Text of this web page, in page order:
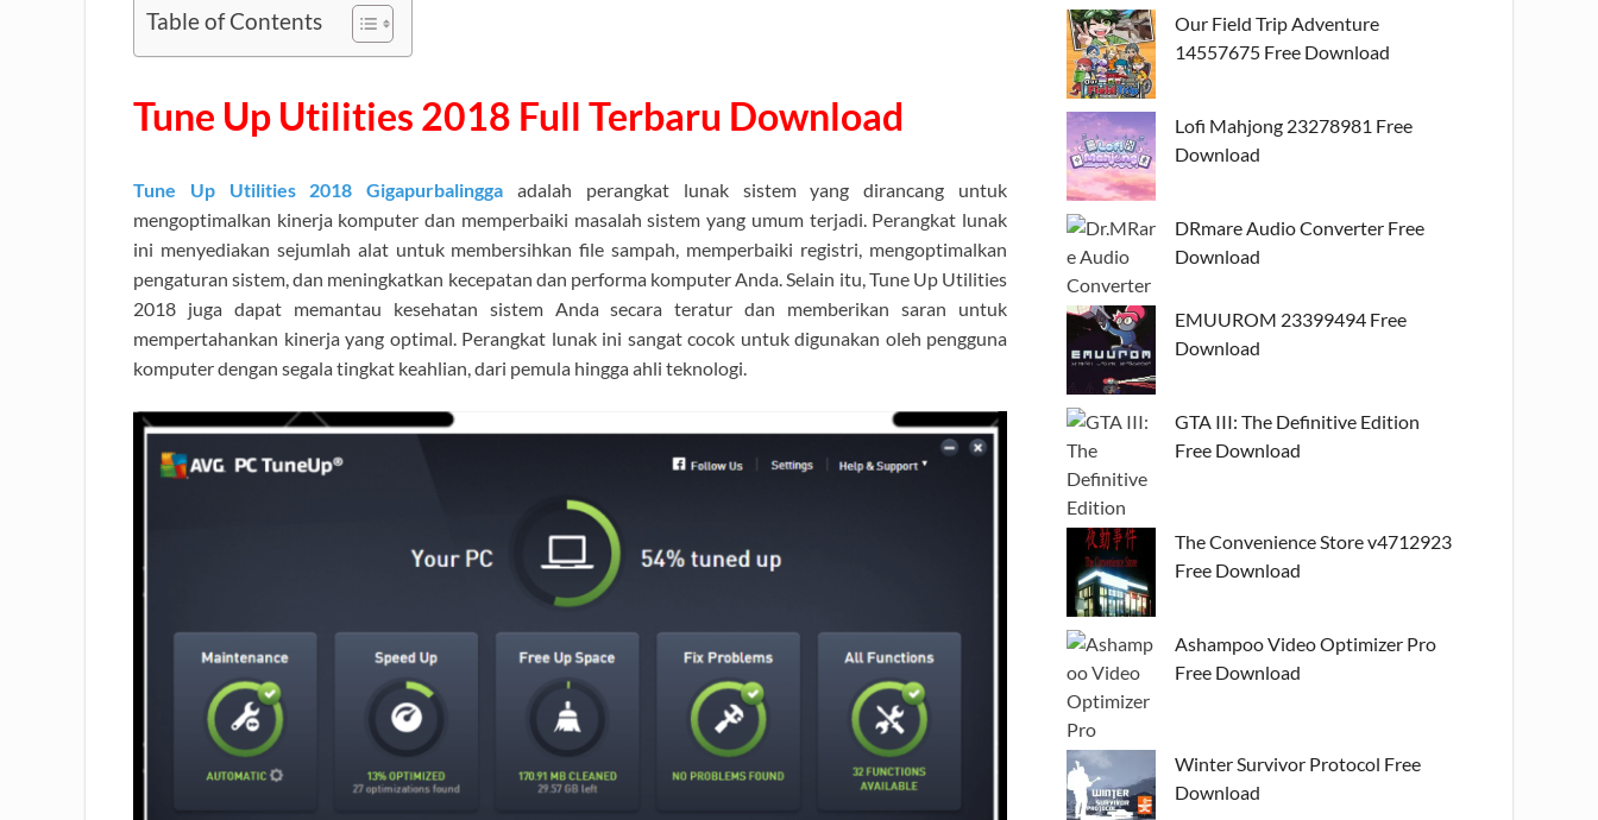
Table of Contents
Tune Up Utilities 2018 Full Terbaru Download
Tune Up Utilities 2018 Gigapurbalingga adalah perangkat lunak sistem yang dirancang untuk
mengoptimalkan kinerja komputer dan memperbaiki masalah sistem yang umum terjadi. Perangkat lunak
ini menyediakan sejumlah alat untuk membersihkan file sampah, memperbaiki registri, mengoptimalkan
pengaturan sistem, dan meningkatkan kecepatan dan performa komputer Anda. Selain itu, Tune Up Utilities
2018 juga dapat memantau kesehatan sistem Anda secara teratur dan memberikan saran untuk
mempertahankan kinerja yang optimal. Perangkat lunak ini sangat cocok untuk digunakan oleh pengguna
komputer dengan segala tingkat keahlian, dari pemula hingga ahli teknologi.
Our Field Trip Adventure
14557675 Free Download
Lofi Mahjong 23278981 Free
Download
DRmare Audio Converter Free
Download
EMUUROM 23399494 Free
Download
GTA III: The Definitive Edition
Free Download
The Convenience Store v4712923
Free Download
Ashampoo Video Optimizer Pro
Free Download
Winter Survivor Protocol Free
Download